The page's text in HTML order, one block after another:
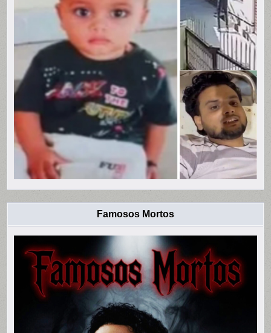
Famosos Mortos